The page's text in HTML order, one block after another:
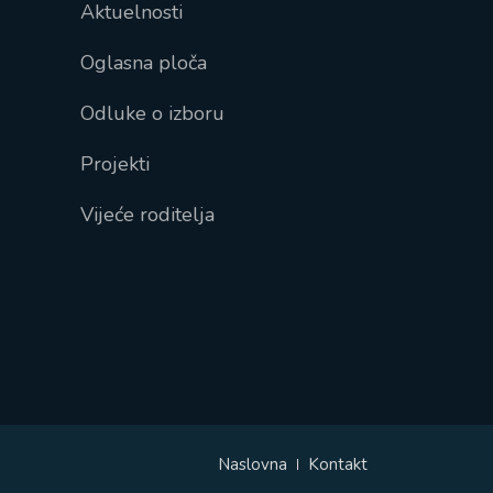
Aktuelnosti
Oglasna ploča
Odluke o izboru
Projekti
Vijeće roditelja
Naslovna Kontakt